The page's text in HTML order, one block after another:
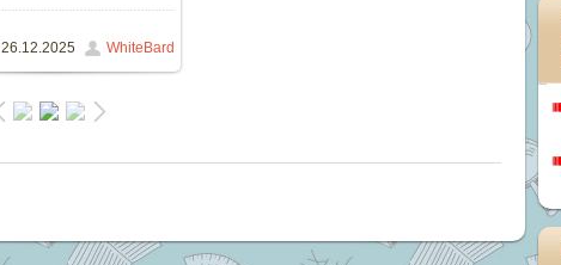
172.4Kb
26.12.2025 WhiteBard